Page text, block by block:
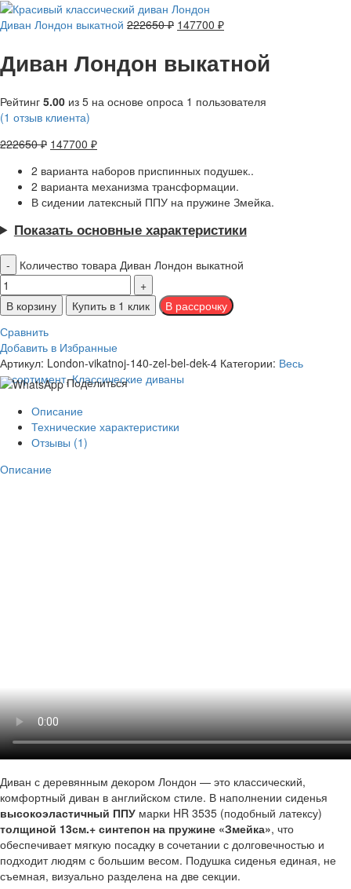
Диван Лондон выкатной 222650₽ 147700 ₽
Диван Лондон выкатной
Рейтинг 5.00 из 5 на основе опроса 1 пользователя
(1 отзыв клиента)
222650₽ 147700 ₽
2 варианта наборов приспинных подушек..
2 варианта механизма трансформации.
В сидении латексный ППУ на пружине Змейка.
Показать основные характеристики
Количество товара Диван Лондон выкатной
В корзину
Купить в 1 клик
Сравнить
Добавить в Избранные
Артикул: London-vikatnoj-140-zel-bel-dek-4 Категории: Весь
ассортимент, Классические диваны
Поделиться
Описание
Технические характеристики
Отзывы (1)
Описание
Диван с деревянным декором Лондон — это классический,
комфортный диван в английском стиле. В наполнении сиденья
высокоэластичный ППУ марки HR 3535 (подобный латексу)
толщиной 13см.+ синтепон на пружине «Змейка», что
обеспечивает мягкую посадку в сочетании с долговечностью и
подходит людям с большим весом. Подушка сиденья единая, не
съемная, визуально разделена на две секции.